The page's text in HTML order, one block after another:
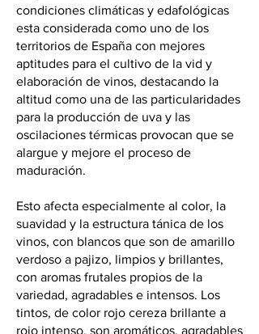
condiciones climáticas y edafológicas
esta considerada como uno de los
territorios de España con mejores
aptitudes para el cultivo de la vid y
elaboración de vinos, destacando la
altitud como una de las particularidades
para la producción de uva y las
oscilaciones térmicas provocan que se
alargue y mejore el proceso de
maduración.
Esto afecta especialmente al color, la
suavidad y la estructura tánica de los
vinos, con blancos que son de amarillo
verdoso a pajizo, limpios y brillantes,
con aromas frutales propios de la
variedad, agradables e intensos. Los
tintos, de color rojo cereza brillante a
rojo intenso, son aromáticos, agradables